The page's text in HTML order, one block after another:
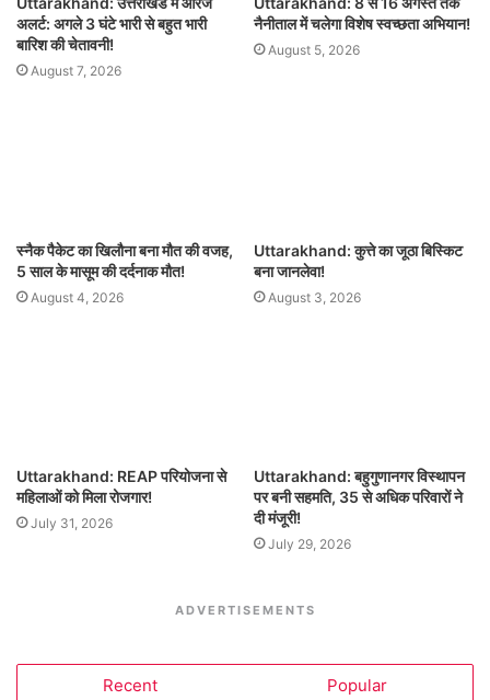
अलर्ट: अगले 3 घंटे भारी से बहुत भारी
बारिश की चेतावनी!
August 7, 2026
नैनीताल में चलेगा विशेष स्वच्छता अभियान!
August 5, 2026
स्नैक पैकेट का खिलौना बना मौत की वजह,
5 साल के मासूम की दर्दनाक मौत!
August 4, 2026
Uttarakhand: कुत्ते का जूठा बिस्किट
बना जानलेवा!
August 3, 2026
Uttarakhand: REAP परियोजना से
महिलाओं को मिला रोजगार!
July 31, 2026
Uttarakhand: बहुगुणानगर विस्थापन
पर बनी सहमति, 35 से अधिक परिवारों ने
दी मंजूरी!
July 29, 2026
ADVERTISEMENTS
Recent Popular